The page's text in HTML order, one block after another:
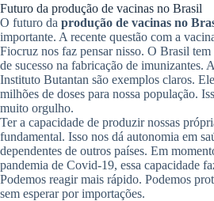
Futuro da produção de vacinas no Brasil
O futuro da produção de vacinas no
importante. A recente questão com a
Fiocruz nos faz pensar nisso. O Brasil
de sucesso na fabricação de imunizantes.
Instituto Butantan são exemplos claros.
milhões de doses para nossa população.
muito orgulho.
Ter a capacidade de produzir nossas
fundamental. Isso nos dá autonomia em
dependentes de outros países. Em
pandemia de Covid-19, essa capacidade
Podemos reagir mais rápido. Podemos
sem esperar por importações.